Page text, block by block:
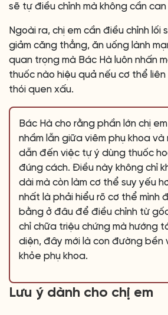
sẽ tự điều chỉnh mà không cần
Ngoài ra, chị em cần điều chỉnh lối
giảm căng thẳng, ăn uống lành
quan trọng mà Bác Hà luôn nhấn
thuốc nào hiệu quả nếu cơ thể
thói quen xấu.
Bác Hà cho rằng phần lớn chị
nhầm lẫn giữa viêm phụ khoa và
dẫn đến việc tự ý dùng thuốc
đúng cách. Điều này không chỉ
dài mà còn làm cơ thể suy yếu
nhất là phải hiểu rõ cơ thể mình
bằng ở đâu để điều chỉnh từ
chỉ chữa triệu chứng mà hướng
diện, đây mới là con đường bền
khỏe phụ khoa.
Lưu ý dành cho chị em